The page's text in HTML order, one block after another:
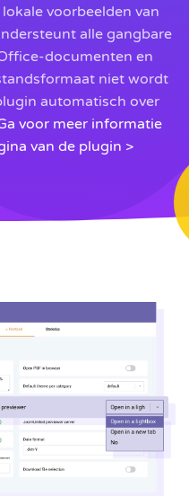
voorbeelden van
alle gangbare
documenten en
niet wordt
automatisch over
voor meer informatie
van de plugin >